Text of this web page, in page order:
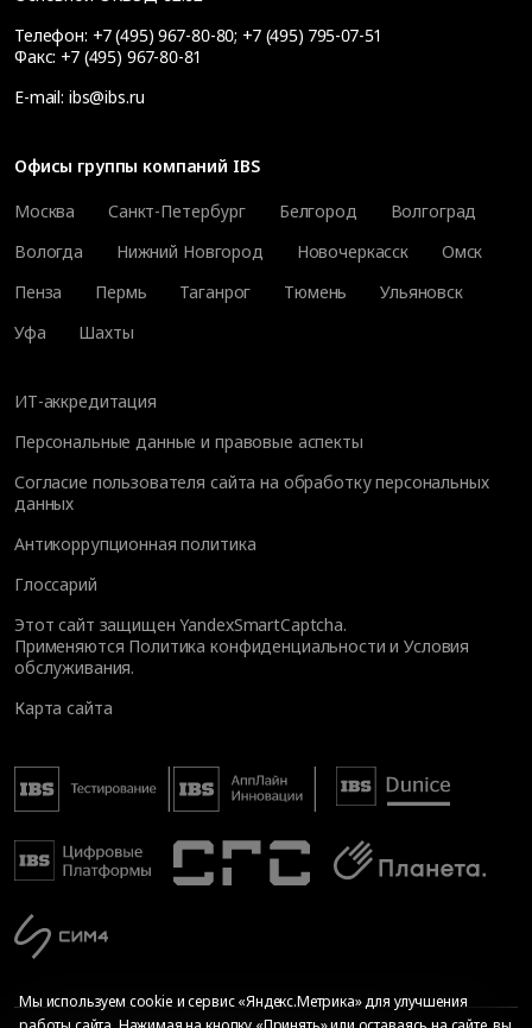
Телефон: +7 (495) 967-80-80; +7 (495) 795-07-51
Факс: +7 (495) 967-80-81
E-mail: ibs@ibs.ru
Офисы группы компаний IBS
Москва
Санкт-Петербург Белгород
Волгоград
Вологда
Нижний Новгород Новочеркасск
Омск
Пенза
Пермь Таганрог Тюмень
Ульяновск
Уфа
Шахты
ИТ-аккредитация
Персональные данные и правовые аспекты
Согласие пользователя сайта на обработку персональных
данных
Антикоррупционная политика
Глоссарий
Этот сайт защищен YandexSmartCaptcha.
Применяются Политика конфиденциальности иУсловия
обслуживания.
Карта сайта
Мы используем cookie и сервис «Яндекс.Метрика» для улучшения